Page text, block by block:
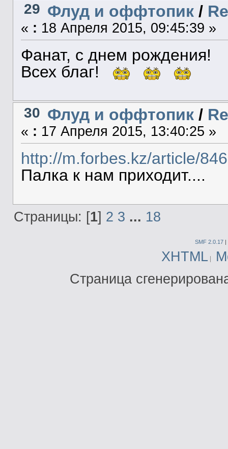
29 Флуд и оффтопик/
« : 18 Апреля 2015, 09:45:39 »
Фанат, с днем рождения!
Всех благ!
30 Флуд и оффтопик/
« : 17 Апреля 2015, 13:40:25 »
http://m.forbes.kz/article/
Палка к нам приходит....
Страницы: [1] 2 3 ... 18
SMF 2.0.17 |
XHTML
Страница